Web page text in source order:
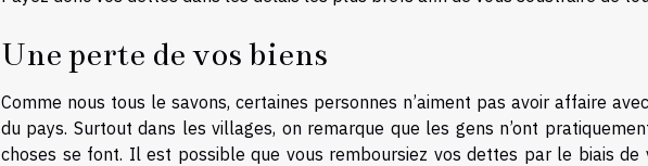
Une perte de vos biens
Comme nous tous le savons, certaines personnes n’aiment pas avoir affaire
du pays. Surtout dans les villages, on remarque que les gens n’ont
choses se font. Il est possible que vous remboursiez vos dettes par le biais de